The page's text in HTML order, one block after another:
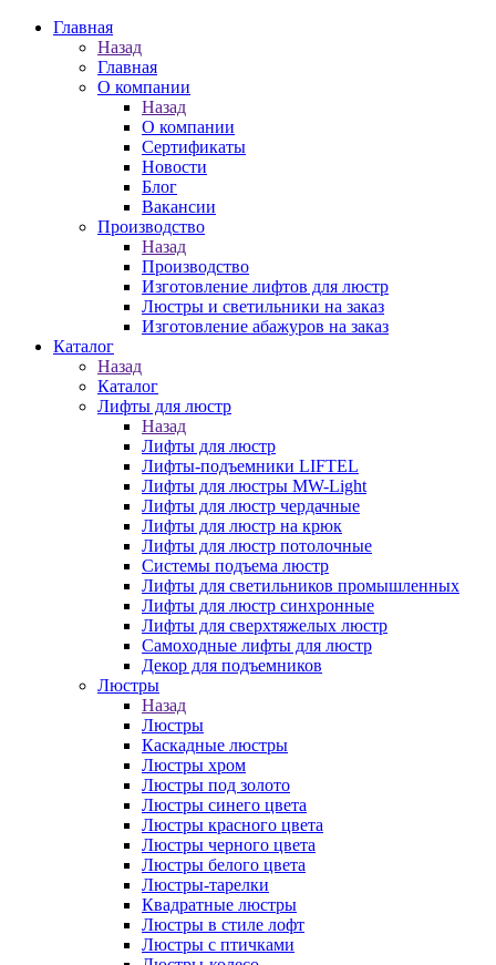
Главная
Назад
Главная
О компании
Назад
О компании
Сертификаты
Новости
Блог
Вакансии
Производство
Назад
Производство
Изготовление лифтов для люстр
Люстры и светильники на заказ
Изготовление абажуров на заказ
Каталог
Назад
Каталог
Лифты для люстр
Назад
Лифты для люстр
Лифты-подъемники LIFTEL
Лифты для люстры MW-Light
Лифты для люстр чердачные
Лифты для люстр на крюк
Лифты для люстр потолочные
Системы подъема люстр
Лифты для светильников промышленных
Лифты для люстр синхронные
Лифты для сверхтяжелых люстр
Самоходные лифты для люстр
Декор для подъемников
Люстры
Назад
Люстры
Каскадные люстры
Люстры хром
Люстры под золото
Люстры синего цвета
Люстры красного цвета
Люстры черного цвета
Люстры белого цвета
Люстры-тарелки
Квадратные люстры
Люстры в стиле лофт
Люстры с птичками